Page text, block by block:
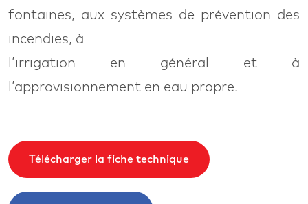
fontaines, aux systèmes de prévention des
incendies, à
l’irrigation en général et à
l’approvisionnement en eau propre.
Télécharger la fiche technique